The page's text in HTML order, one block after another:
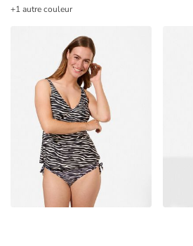
+1 autre couleur